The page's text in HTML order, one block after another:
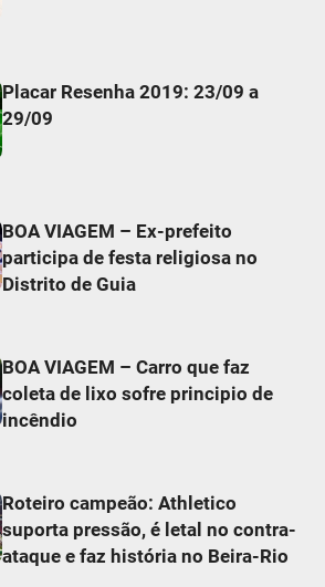
Placar Resenha 2019: 23/09 a
29/09
BOA VIAGEM – Ex-prefeito
participa de festa religiosa no
Distrito de Guia
BOA VIAGEM – Carro que faz
coleta de lixo sofre principio de
incêndio
Roteiro campeão: Athletico
suporta pressão, é letal no contra-
ataque e faz história no Beira-Rio